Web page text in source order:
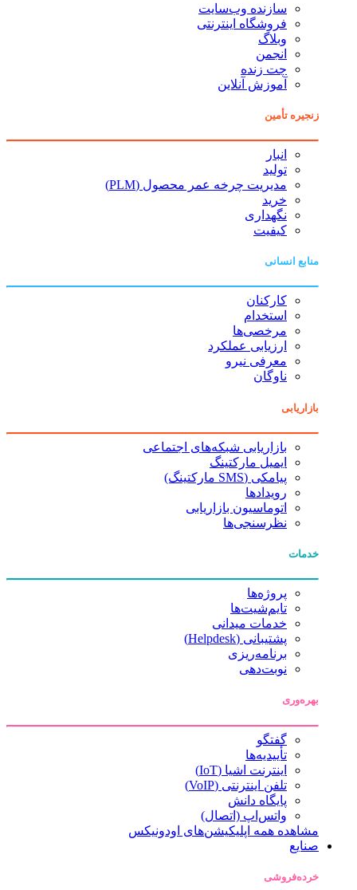
سازنده وب‌سایت
فروشگاه اینترنتی
وبلاگ
انجمن
چت زنده
آموزش آنلاین
زنجیره تأمین
انبار
تولید
مدیریت چرخه عمر محصول (PLM)
خرید
نگهداری
کیفیت
منابع انسانی
کارکنان
استخدام
مرخصی‌ها
ارزیابی عملکرد
معرفی نیرو
ناوگان
بازاریابی
بازاریابی شبکه‌های اجتماعی
ایمیل مارکتینگ
پیامکی (SMS مارکتینگ)
رویدادها
اتوماسیون بازاریابی
نظرسنجی‌ها
خدمات
پروژه‌ها
تایم‌شیت‌ها
خدمات میدانی
پشتیبانی (Helpdesk)
برنامه‌ریزی
نوبت‌دهی
بهره‌وری
گفتگو
تأییدیه‌ها
اینترنت اشیا (IoT)
تلفن اینترنتی (VoIP)
پایگاه دانش
واتس‌اپ (اتصال)
مشاهده همه اپلیکیشن‌های اودونیکس
صنایع
خرده‌فروشی